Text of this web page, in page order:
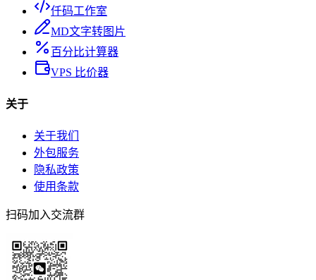
仟码工作室
MD文字转图片
百分比计算器
VPS 比价器
关于
关于我们
外包服务
隐私政策
使用条款
扫码加入交流群